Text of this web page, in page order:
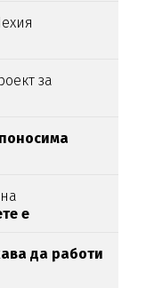
за
е
да работи